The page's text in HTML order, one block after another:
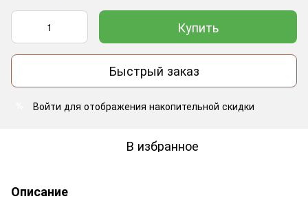
Купить
Быстрый заказ
Войти для отображения накопительной скидки
В избранное
Описание